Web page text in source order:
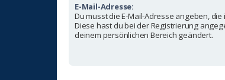
E-Mail-Adresse:
Du musst die E-Mail-Adresse angeben,
Diese hast du bei der Registrierung
deinem persönlichen Bereich geändert.